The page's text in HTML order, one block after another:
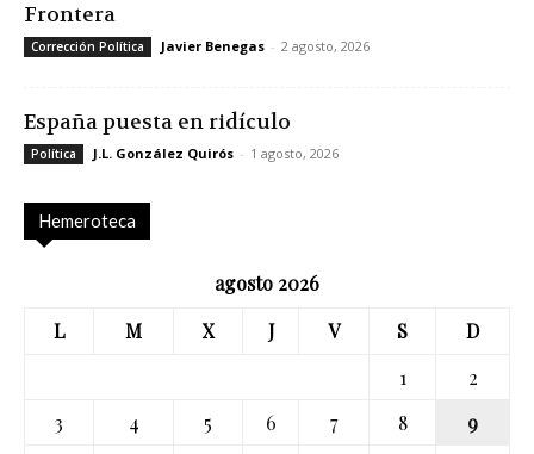
Frontera
Corrección Política Javier Benegas - 2 agosto, 2026
España puesta en ridículo
Política J.L. González Quirós - 1 agosto, 2026
Hemeroteca
agosto 2026
L
M X J V S
D
1
2
3
4 5 6 7 8
9